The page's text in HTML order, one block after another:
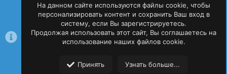
Политика конфиденциальности
Помощь
R
S
S
©Oxide Россия2015-2026
На данном сайте используются файлы cookie, чтобы
персонализировать контент и сохранить Ваш вход в
систему, если Вы зарегистрируетесь.
Продолжая использовать этот сайт, Вы соглашаетесь на
использование наших файлов cookie.
Принять Узнать больше...